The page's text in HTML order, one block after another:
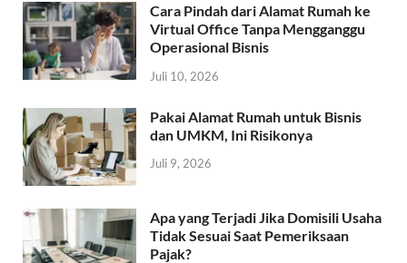
Cara Pindah dari Alamat Rumah ke
Virtual Office Tanpa Mengganggu
Operasional Bisnis
Juli 10, 2026
Pakai Alamat Rumah untuk Bisnis
dan UMKM, Ini Risikonya
Juli 9, 2026
Apa yang Terjadi Jika Domisili Usaha
Tidak Sesuai Saat Pemeriksaan
Pajak?